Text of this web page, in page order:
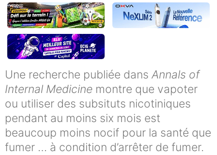
Une recherche publiée dans Annals of
Internal Medicine montre que vapoter
ou utiliser des subsituts nicotiniques
pendant au moins six mois est
beaucoup moins nocif pour la santé que
fumer … à condition d’arrêter de fumer.